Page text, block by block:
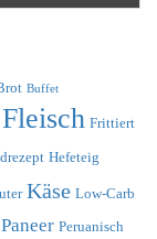
Buffet
Fleisch Frittiert
Hefeteig
Käse Low-Carb
Paneer Peruanisch